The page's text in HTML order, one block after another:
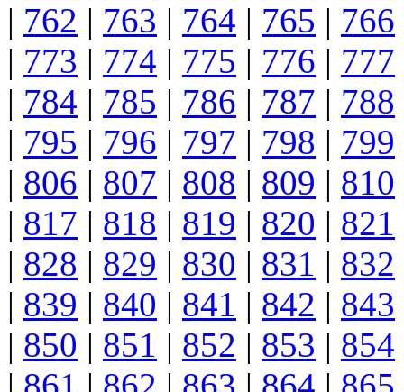
| 762 | 763 | 764 | 765 | 766
| 773 | 774 | 775 | 776 | 777
| 784 | 785 | 786 | 787 | 788
| 795 | 796 | 797 | 798 | 799
| 806 | 807 | 808 | 809 | 810
| 817 | 818 | 819 | 820 | 821
| 828 | 829 | 830 | 831 | 832
| 839 | 840 | 841 | 842 | 843
| 850 | 851 | 852 | 853 | 854